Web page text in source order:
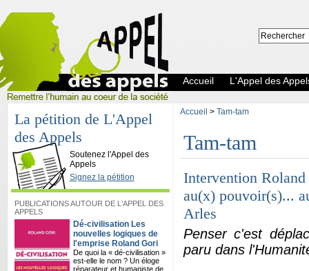
L'Appel des Appels
Accueil L'Appel des
La pétition de L'Appel
des Appels
Soutenez l'Appel des
Appels
Signez la pétition
PUBLICATIONS AUTOUR DE L'APPEL DES
APPELS
Dé-civilisation Les
nouvelles logiques de
l'emprise Roland Gori
De quoi la « dé-civilisation »
est-elle le nom ? Un éloge
réparateur et humaniste de
Accueil > Tam-tam
Tam-tam
Intervention
au(x) pouvoir(s)...
Arles
Penser c'est
paru dans